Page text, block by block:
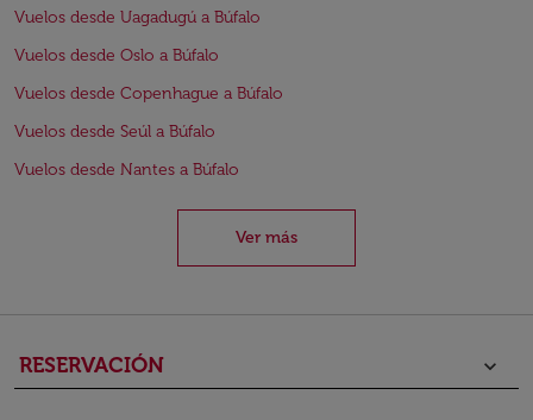
Vuelos desde Uagadugú a Búfalo
Vuelos desde Oslo a Búfalo
Vuelos desde Copenhague a Búfalo
Vuelos desde Seúl a Búfalo
Vuelos desde Nantes a Búfalo
Ver más
RESERVACIÓN keyboard_arrow_down